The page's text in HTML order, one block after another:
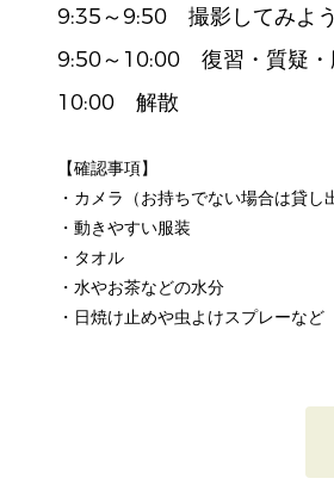
9:35～9:50 撮影してみよう
9:50～10:00 復習・質疑・
10:00 解散
【確認事項】
・カメラ（お持ちでない場合は貸し
・動きやすい服装
・タオル
・水やお茶などの水分
・日焼け止めや虫よけスプレーなど